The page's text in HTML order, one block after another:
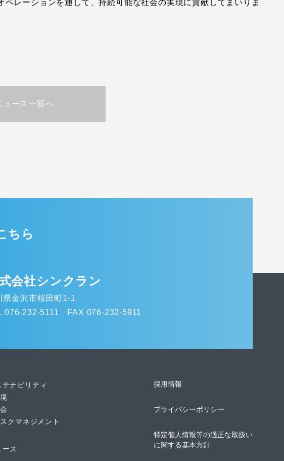
レーションを通して、持続可能な社会の実現に貢献してまいりま
ュース一覧へ
ちら
会社シンクラン
県金沢市桜田町1-1
076-232-5111 FAX 076-232-5911
テナビリティ
クマネジメント
ース
採用情報
プライバシーポリシー
特定個人情報等の適正な取扱い
に関する基本方針